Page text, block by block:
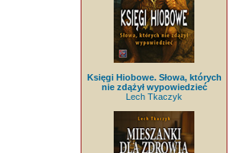
Księgi Hiobowe. Słowa, których
nie zdążył wypowiedzieć
Lech Tkaczyk